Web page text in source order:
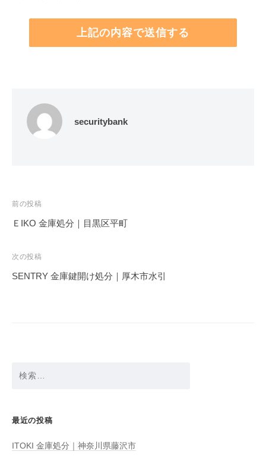
securitybank
投
稿
ビ
ゲ
前の投稿
ＥIKO 金庫処分｜目黒区平町
次の投稿
SENTRY 金庫鍵開け処分｜厚木市水引
索:
最近の投稿
ITOKI 金庫処分｜神奈川県藤沢市